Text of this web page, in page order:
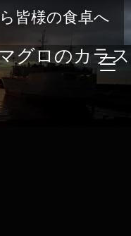
皆様の食卓へ
グロのカラス